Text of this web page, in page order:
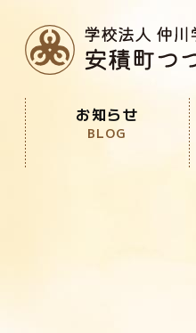
お知らせ
BLOG